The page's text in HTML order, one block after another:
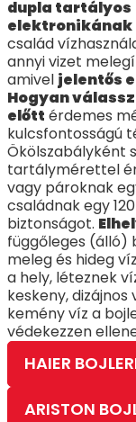
dupla tartályos
elektronikának
család
annyi vizet
amivel jelentős
Hogyan
előtt érdemes
kulcsfontosságú
Ökölszabályként
tartálymérettel
vagy pároknak
családnak egy
biztonságot.
függőleges (álló)
meleg és hideg
a hely, léteznek
keskeny, dizájnos
kemény víz a
védekezzen
HAIER
ARISTON